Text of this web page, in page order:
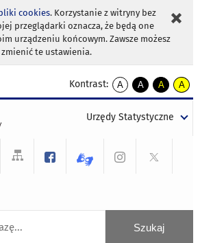
cookies. Korzystanie z witryny bez
przeglądarki oznacza, że będą one
urządzeniu końcowym. Zawsze możesz
zmienić te ustawienia.
Kontrast:
A
kontrast
A
kontrast
tekst
czarnym
A
kontrast
tekst
czarnym
A
tekst
żółtym
Urzędy Statystyczne